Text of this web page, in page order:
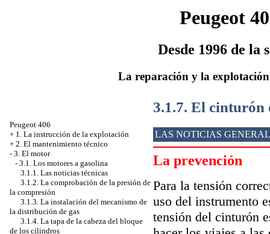
Peugeot
Desde 1996 de la
La reparación y la
Peugeot 406
+ 1. La instrucción de la explotación
+ 2. El mantenimiento técnico
- 3. El motor
- 3.1. Los motores a gasolina
3.1.1. Las noticias técnicas
3.1.2. La comprobación de la presión de
la compresión
3.1.3. La instalación del mecanismo de
la distribución de gas
3.1.4. La tapa de la cabeza del bloque
de los cilindros
3.1.7. El cinturón
LAS NOTICIAS
La prevención
Para la tensión
uso del instrumento
tensión del cinturón